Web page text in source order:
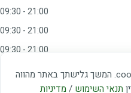
באתר זה נעשה שימוש בקבצי cookies. המשך גלישתך באתר מהווה
תנאי השימוש / מדיניות
09:30 - 21:00
09:30 - 21:00
09:30 - 21:00
09:00 - 15:00
20:00 - 23:00